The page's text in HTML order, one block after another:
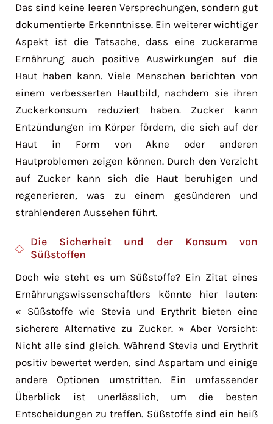
Das sind keine leeren Versprechungen, sondern gut
dokumentierte Erkenntnisse. Ein weiterer wichtiger
Aspekt ist die Tatsache, dass eine zuckerarme
Ernährung auch positive Auswirkungen auf die
Haut haben kann. Viele Menschen berichten von
einem verbesserten Hautbild, nachdem sie ihren
Zuckerkonsum reduziert haben. Zucker kann
Entzündungen im Körper fördern, die sich auf der
Haut in Form von Akne oder anderen
Hautproblemen zeigen können. Durch den Verzicht
auf Zucker kann sich die Haut beruhigen und
regenerieren, was zu einem gesünderen und
strahlenderen Aussehen führt.
Die Sicherheit und der Konsum von
Süßstoffen
Doch wie steht es um Süßstoffe? Ein Zitat eines
Ernährungswissenschaftlers könnte hier lauten:
« Süßstoffe wie Stevia und Erythrit bieten eine
sicherere Alternative zu Zucker. » Aber Vorsicht:
Nicht alle sind gleich. Während Stevia und Erythrit
positiv bewertet werden, sind Aspartam und einige
andere Optionen umstritten. Ein umfassender
Überblick ist unerlässlich, um die besten
Entscheidungen zu treffen. Süßstoffe sind ein heiß